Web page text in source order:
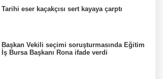
Tarihi eser kaçakçısı sert kayaya çarptı
Başkan Vekili seçimi soruşturmasında Eğitim
İş Bursa Başkanı Rona ifade verdi